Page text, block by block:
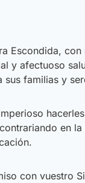
Escondida,
y afectuoso
familias y
en
con vuestro